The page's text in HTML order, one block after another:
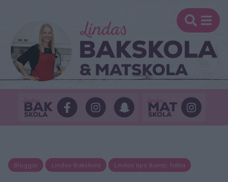
Bloggar Lindas Bakskola Lindas tips &amp; fakta